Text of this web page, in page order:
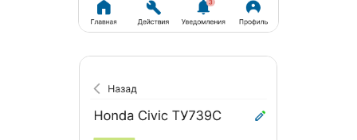
быстрого добавления любой из сущностей